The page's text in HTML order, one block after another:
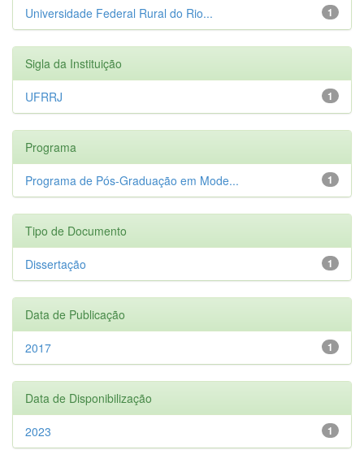
1
Universidade Federal Rural do Rio...
Sigla da Instituição
1
UFRRJ
Programa
1
Programa de Pós-Graduação em Mode...
Tipo de Documento
1
Dissertação
Data de Publicação
1
2017
Data de Disponibilização
1
2023